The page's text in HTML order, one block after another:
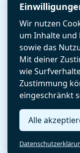
Öffnungszeiten
Montag -
Freitag 07:00 -
RECHTLICHES
Datenschutz
Impressum
Cookie-
Cookie-
Wir nutzen
um Inhalte und
sowie das
Mit deiner
wie
Zustimmung
eingeschränkt
Alle